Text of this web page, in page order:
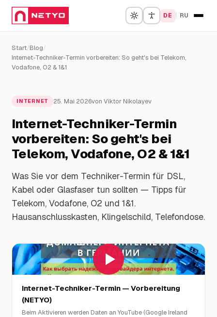
DE | RU
Start
Internet
Strom & Gas
Tarif-Finder
Aktionen
Problem-Lösung
FAQ
Dokumente
Blog
Start/Blog/
Internet-Techniker-Termin vorbereiten: So geht's bei Telekom,
Vodafone, O2 & 1&1
INTERNET 25. Mai 2026von Viktor Nikolayev
Internet-Techniker-Termin
vorbereiten: So geht's bei
Telekom, Vodafone, O2 & 1&1
Was Sie vor dem Techniker-Termin für DSL,
Kabel oder Glasfaser tun sollten — Tipps für
Telekom, Vodafone, O2 und 1&1.
Hausanschlusskasten, Klingelschild, Telefondose.
Internet-Techniker-Termin — Vorbereitung
(NETYO)
Beim Aktivieren werden Daten an YouTube (Google Ireland